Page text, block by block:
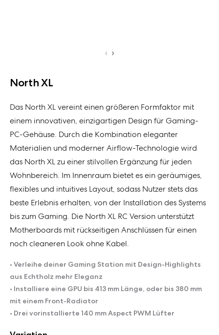
‹ ›
North XL
Das North XL vereint einen größeren Formfaktor mit
einem innovativen, einzigartigen Design für Gaming-
PC-Gehäuse. Durch die Kombination eleganter
Materialien und moderner Airflow-Technologie wird
das North XL zu einer stilvollen Ergänzung für jeden
Wohnbereich. Im Innenraum bietet es ein geräumiges,
flexibles und intuitives Layout, sodass Nutzer stets das
beste Erlebnis erhalten, von der Installation des Systems
bis zum Gaming. Die North XL RC Version unterstützt
Motherboards mit rückseitigen Anschlüssen für einen
noch cleaneren Look ohne Kabel.
• Verleihe deiner Gaming Station mit Design-Highlights
aus Echtholz mehr Eleganz
• Installiere eine GPU bis 413 mm Länge, oder bis 380 mm
mit einem Front-Radiator
• Drei vorinstallierte 140 mm Aspect PWM Lüfter